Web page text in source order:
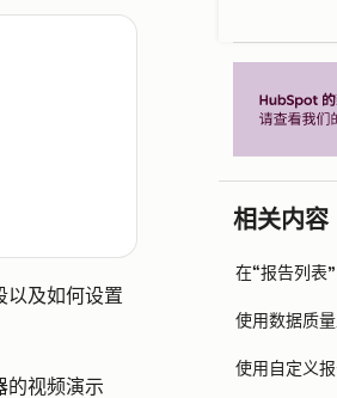
以及如何设置
的视频演示
相关内容
在“报告列表
使用数据质
使用自定义